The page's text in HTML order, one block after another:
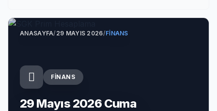
ANASAYFA/29 MAYIS 2026/FINANS
FINANS
29 Mayıs 2026 Cuma